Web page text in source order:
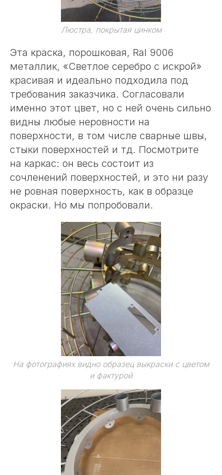
Люстра, покрытая цинком
Эта краска, порошковая, Ral 9006
металлик, «Светлое серебро с искрой»
красивая и идеально подходила под
требования заказчика. Согласовали
именно этот цвет, но с ней очень сильно
видны любые неровности на
поверхности, в том числе сварные швы,
стыки поверхностей и тд. Посмотрите
на каркас: он весь состоит из
сочленений поверхностей, и это ни разу
не ровная поверхность, как в образце
окраски. Но мы попробовали.
На фотографиях видно образец выкраски с цветом
и фактурой